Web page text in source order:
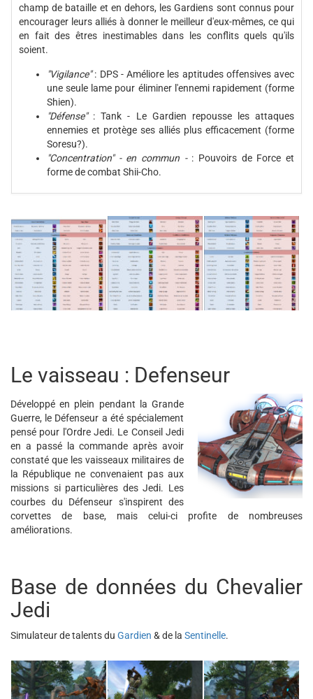
champ de bataille et en dehors, les Gardiens sont connus pour
encourager leurs alliés à donner le meilleur d'eux-mêmes, ce qui
en fait des êtres inestimables dans les conflits quels qu'ils
soient.
"Vigilance": DPS - Améliore les aptitudes offensives avec
une seule lame pour éliminer l'ennemi rapidement (forme
Shien).
"Défense": Tank - Le Gardien repousse les attaques
ennemies et protège ses alliés plus efficacement (forme
Soresu?).
"Concentration"- en commun -: Pouvoirs de Force et
forme de combat Shii-Cho.
Le vaisseau : Defenseur
Développé en plein pendant la Grande
Guerre, le Défenseur a été spécialement
pensé pour l'Ordre Jedi. Le Conseil Jedi
en a passé la commande après avoir
constaté que les vaisseaux militaires de
la République ne convenaient pas aux
missions si particulières des Jedi. Les
courbes du Défenseur s'inspirent des
corvettes de base, mais celui-ci profite de nombreuses
améliorations.
Base de données du Chevalier
Jedi
Simulateur de talents du Gardien & de la Sentinelle.